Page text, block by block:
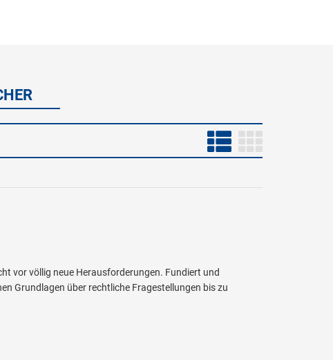
vor völlig neue Herausforderungen. Fundiert und
Grundlagen über rechtliche Fragestellungen bis zu